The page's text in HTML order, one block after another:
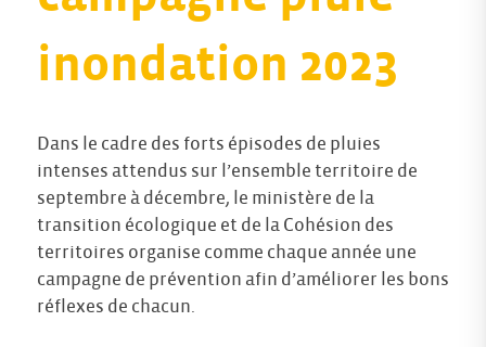
inondation 2023
Dans le cadre des forts épisodes de pluies
intenses attendus sur l’ensemble territoire de
septembre à décembre, le ministère de la
transition écologique et de la Cohésion des
territoires organise comme chaque année une
campagne de prévention afin d’améliorer les bons
réflexes de chacun.